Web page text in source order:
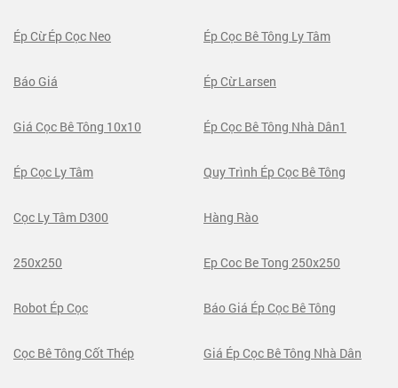
Ép Cừ Ép Cọc Neo Ép Cọc Bê Tông Ly Tâm
Báo Giá Ép Cừ Larsen
Giá Cọc Bê Tông 10x10 Ép Cọc Bê Tông Nhà Dân1
Ép Cọc Ly Tâm Quy Trình Ép Cọc Bê Tông
Cọc Ly Tâm D300 Hàng Rào
250x250 Ep Coc Be Tong 250x250
Robot Ép Cọc Báo Giá Ép Cọc Bê Tông
Cọc Bê Tông Cốt Thép Giá Ép Cọc Bê Tông Nhà Dân